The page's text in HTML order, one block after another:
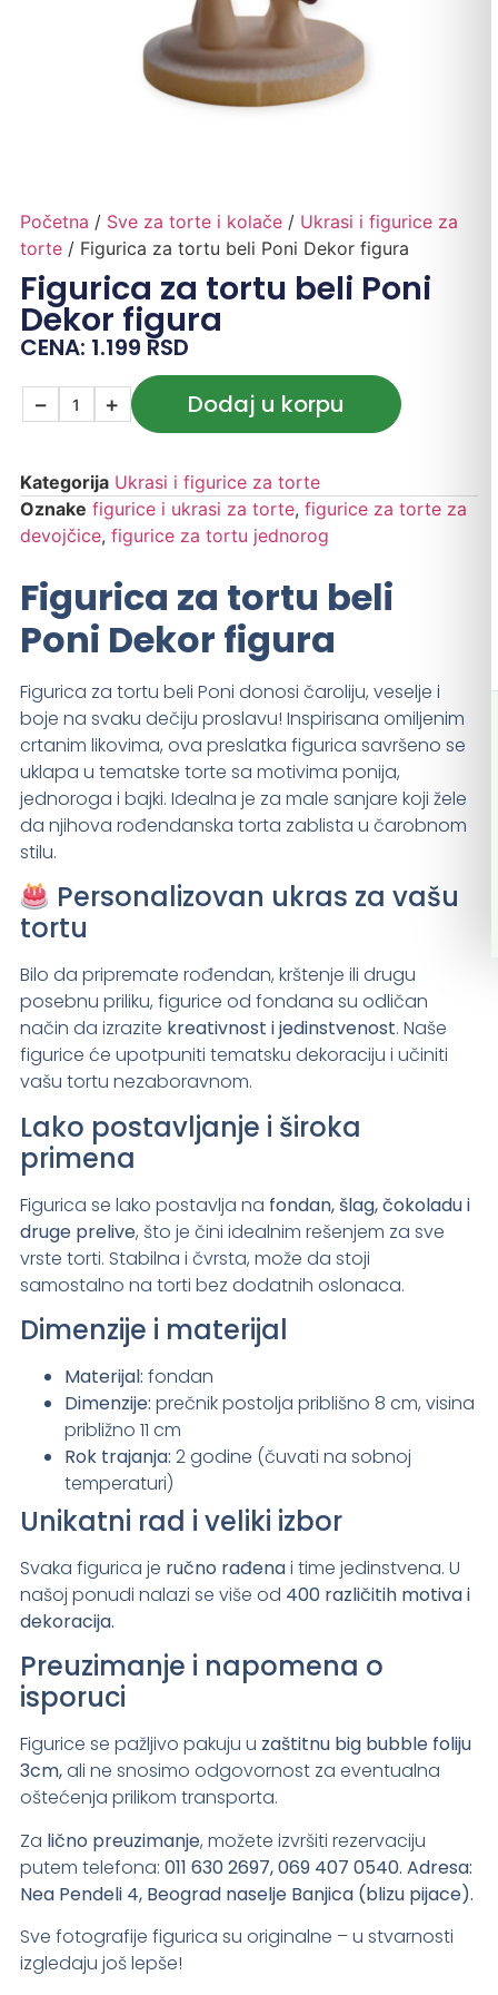
Početna / Sve za torte i kolače/ Ukrasi i figurice za
torte/ Figurica za tortu beli Poni Dekor figura
Figurica za tortu beli Poni
Dekor figura
CENA: 1.199 RSD
− + Dodaj u korpu
Kategorija Ukrasi i figurice za torte
Oznake figurice i ukrasi za torte, figurice za torte za
devojčice, figurice za tortu jednorog
Figurica za tortu beli
Poni Dekor figura
Figurica za tortu beli Poni donosi čaroliju, veselje i
boje na svaku dečiju proslavu! Inspirisana omiljenim
crtanim likovima, ova preslatka figurica savršeno se
uklapa u tematske torte sa motivima ponija,
jednoroga i bajki. Idealna je za male sanjare koji žele
da njihova rođendanska torta zablista u čarobnom
stilu.
Personalizovan ukras za vašu
tortu
Bilo da pripremate rođendan, krštenje ili drugu
posebnu priliku, figurice od fondana su odličan
način da izrazite kreativnost i jedinstvenost. Naše
figurice će upotpuniti tematsku dekoraciju i učiniti
vašu tortu nezaboravnom.
Lako postavljanje i široka
primena
Figurica se lako postavlja na fondan, šlag, čokoladu i
druge prelive, što je čini idealnim rešenjem za sve
vrste torti. Stabilna i čvrsta, može da stoji
samostalno na torti bez dodatnih oslonaca.
Dimenzije i materijal
Materijal: fondan
Dimenzije: prečnik postolja priblišno 8 cm, visina
približno 11 cm
Rok trajanja: 2 godine (čuvati na sobnoj
temperaturi)
Unikatni rad i veliki izbor
Svaka figurica je ručno rađenai time jedinstvena. U
našoj ponudi nalazi se više od 400 različitih motiva i
dekoracija.
Preuzimanje i napomena o
isporuci
Figurice se pažljivo pakuju u zaštitnu big bubble foliju
3cm,ali ne snosimo odgovornost za eventualna
oštećenja prilikom transporta.
Za lično preuzimanje, možete izvršiti rezervaciju
putem telefona: 011 630 2697, 069 407 0540. Adresa:
Nea Pendeli 4, Beograd naselje Banjica (blizu pijace).
Sve fotografije figurica su originalne – u stvarnosti
izgledaju još lepše!